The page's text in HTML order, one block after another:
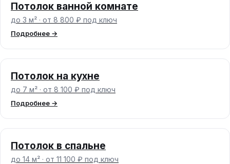
Потолок ванной комнате
до 3 м² · от 8 800 ₽ под ключ
Подробнее →
Потолок на кухне
до 7 м² · от 8 100 ₽ под ключ
Подробнее →
Потолок в спальне
до 14 м² · от 11 100 ₽ под ключ